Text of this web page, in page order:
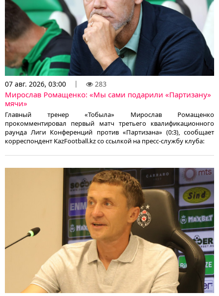
07 авг. 2026, 03:00 283
Мирослав Ромащенко: «Мы сами подарили «Партизану»
мячи»
Главный тренер «Тобыла» Мирослав Ромащенко
прокомментировал первый матч третьего квалификационного
раунда Лиги Конференций против «Партизана» (0:3), сообщает
корреспондент KazFootball.kz со ссылкой на пресс-службу клуба: